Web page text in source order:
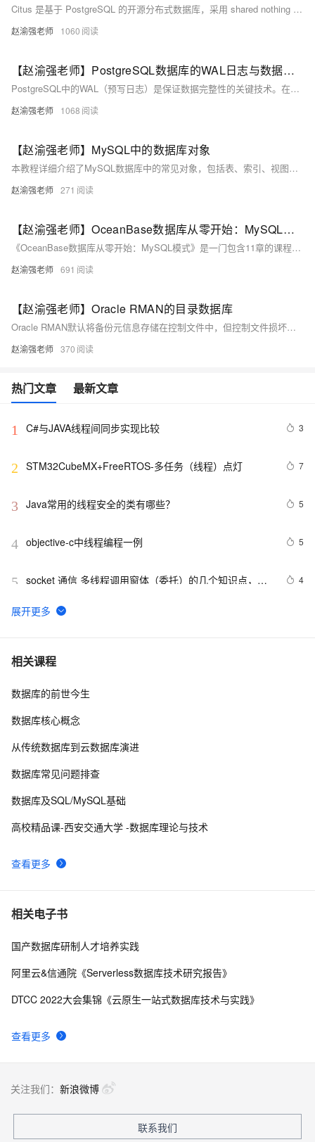
Citus 是基于 PostgreSQL 的开源分布式数据库，采用 shared nothing 架构，具备良好的扩展性。它以插件形式集成，部署简单，适用于处理大规模数据和高并发场景。本文介绍了 Citus 的基础概念、安装配置步骤及其在单机环境下的集群搭建方法。
赵渝强老师 1060
【赵渝强老师】PostgreSQL数据库的WAL日志与数据写入的过程
PostgreSQL中的WAL（预写日志）是保证数据完整性的关键技术。在数据修改前，系统会先将日志写入WAL，确保宕机时可通过日志恢复数据。它减少了磁盘I/O，提升了性能，并支持手动切换日志文件。WAL文件默认存储在pg_wal目录下，采用16进制命名规则。此外，PostgreSQL提供pg_waldump工具解析日志内容。
赵渝强老师 1068
【赵渝强老师】MySQL中的数据库对象
本教程详细介绍了MySQL数据库中的常见对象，包括表、索引、视图、事件、存储过程和存储函数的创建与管理。内容涵盖表的基本操作、索引的使用、视图简化查询、事件调度功能等，并通过具体示例演示相关SQL语句的使用方法。
赵渝强老师 271
【赵渝强老师】OceanBase数据库从零开始：MySQL模式
《OceanBase数据库从零开始：MySQL模式》是一门包含11章的课程，涵盖OceanBase分布式数据库的核心内容。从体系架构、安装部署到租户管理、用户安全，再到数据库对象操作、事务与锁机制，以及应用程序开发、备份恢复、数据迁移等方面进行详细讲解。此外，还涉及连接路由管理和监控诊断等高级主题，帮助学员全面掌握OceanBase数据库的使用与管理。
赵渝强老师 691
【赵渝强老师】Oracle RMAN的目录数据库
Oracle RMAN默认将备份元信息存储在控制文件中，但控制文件损坏或丢失会导致恢复失败，且备份增多会使控制文件无限增长。为解决这些问题，Oracle引入了RMAN目录数据库（Catalog Database），专门用于存储RMAN备份的元信息。使用目录数据库可提升备份管理效率，支持多数据库共享、长期备份历史记录存储，并可保存RMAN脚本。本文详细介绍了如何创建目录数据库、注册目标数据库及其操作步骤。
赵渝强老师 370
热门文章 最新文章
1 C#与JAVA线程间同步实现比较 3
2 STM32CubeMX+FreeRTOS-多任务（线程）点灯 7
3 Java常用的线程安全的类有哪些？ 5
4 objective-c中线程编程一例 5
5 socket 通信 多线程调用窗体（委托）的几个知识点，记
4
6
java 中的多线程   内部类实现 数据共享 和 Runnable实
7 解释一下为什么协程比线程更轻量级。
8 1、Linux多线程，基本概念
10linux多线程示例
相关课程
查看更多
数据库的前世今生
数据库核心概念
从传统数据库到云数据库演进
数据库常见问题排查
数据库及SQL/MySQL基础
高校精品课-西安交通大学 -数据库理论与技术
相关电子书
查看更多
国产数据库研制人才培养实践
阿里云&信通院《Serverless数据库技术研究报告》
DTCC 2022大会集锦《云原生一站式数据库技术与实践》
关注我们： 新浪微博
联系我们